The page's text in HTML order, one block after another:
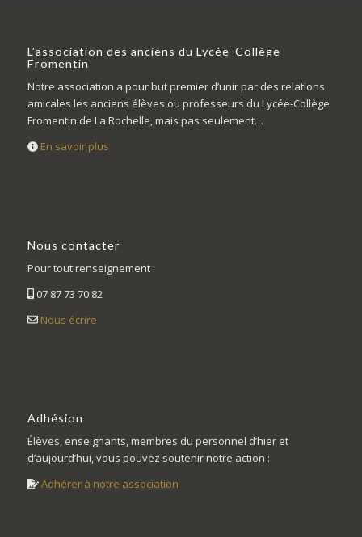
L’association des anciens du Lycée-Collège
Fromentin
Notre association a pour but premier d’unir par des relations
amicales les anciens élèves ou professeurs du Lycée-Collège
Fromentin de La Rochelle, mais pas seulement…
En savoir plus
Nous contacter
Pour tout renseignement :
07 87 73 70 82
Nous écrire
Adhésion
Élèves, enseignants, membres du personnel d’hier et
d’aujourd’hui, vous pouvez soutenir notre action :
Adhérer à notre association